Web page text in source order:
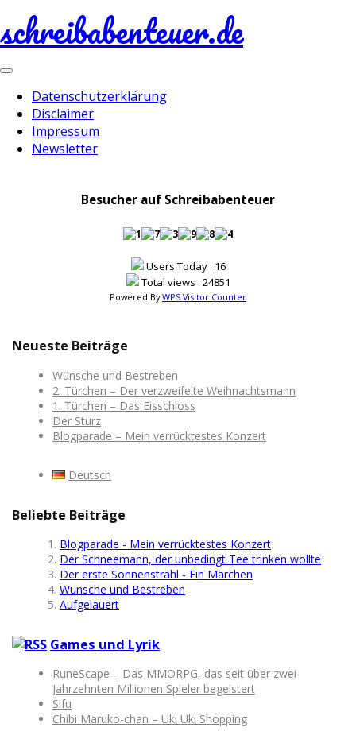
schreibabenteuer.de
Toggle
Datenschutzerklärung
Disclaimer
Impressum
Newsletter
Besucher auf Schreibabenteuer
Users Today : 16
Total views : 24851
Powered ByWPS Visitor Counter
Neueste Beiträge
Wünsche und Bestreben
2. Türchen – Der verzweifelte Weihnachtsmann
1. Türchen – Das Eisschloss
Der Sturz
Blogparade – Mein verrücktestes Konzert
Deutsch
Beliebte Beiträge
Blogparade - Mein verrücktestes Konzert
Der Schneemann, der unbedingt Tee trinken wollte
Der erste Sonnenstrahl - Ein Märchen
Wünsche und Bestreben
Aufgelauert
Games und Lyrik
RuneScape – Das MMORPG, das seit über zwei
Jahrzehnten Millionen Spieler begeistert
Sifu
Chibi Maruko-chan – Uki Uki Shopping